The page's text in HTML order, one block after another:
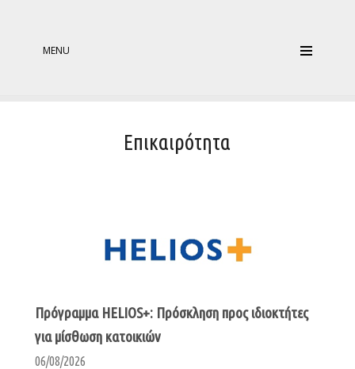
MENU
Επικαιρότητα
Πρόγραμμα HELIOS+: Πρόσκληση προς ιδιοκτήτες
για μίσθωση κατοικιών
06/08/2026